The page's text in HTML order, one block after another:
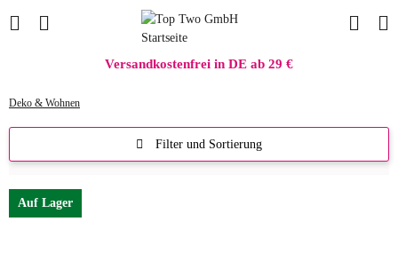
Versandkostenfrei in DE ab 29 €
Deko & Wohnen
Filter und Sortierung
Auf Lager